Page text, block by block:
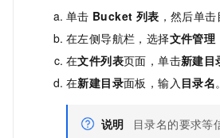
单击 Bucket 列表 ，然后单
在左侧导航栏，选择文件管理
在文件列表页面，单击新建目
在新建目录面板，输入 目录名。
说明 目录名的要求等